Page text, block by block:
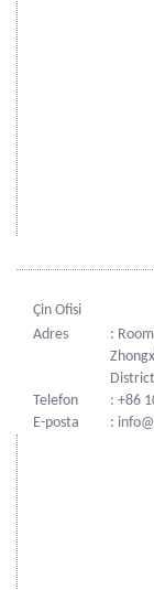
Çin Ofisi
Adres
:
Telefon
: +86
E-posta
: